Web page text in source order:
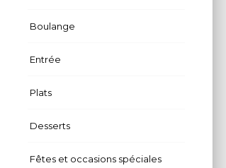
Boulange
Entrée
Plats
Desserts
Fêtes et occasions spéciales